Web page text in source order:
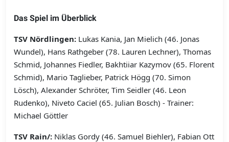
Das Spiel im Überblick
TSV Nördlingen: Lukas Kania, Jan Mielich (46. Jonas
Wundel), Hans Rathgeber (78. Lauren Lechner), Thomas
Schmid, Johannes Fiedler, Bakhtiiar Kazymov (65. Florent
Schmid), Mario Taglieber, Patrick Högg (70. Simon
Lösch), Alexander Schröter, Tim Seidler (46. Leon
Rudenko), Niveto Caciel (65. Julian Bosch) - Trainer:
Michael Göttler
TSV Rain/: Niklas Gordy (46. Samuel Biehler), Fabian Ott